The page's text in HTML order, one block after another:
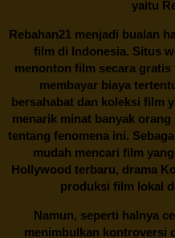
yaitu
Rebahan21menjadi bualan
film di Indonesia. Situs
menonton film secara
membayar biaya
bersahabat dan koleksi film
menarik minat banyak
tentang fenomena ini.
mudah mencari film
Hollywood terbaru, drama
produksi film lokal
Namun, seperti halnya
menimbulkan kontroversi